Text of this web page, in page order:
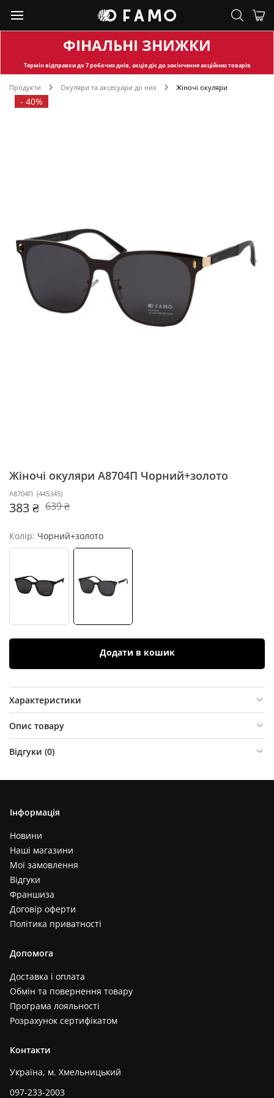
ФІНАЛЬНІ ЗНИЖКИ
Термін відправкидо 7 робочих днів, акція діє до закінчення акційних товарів
Продукти Окуляри та аксесуари до них Жіночі окуляри
- 40%
Жіночі окуляри А8704П Чорний+золото
А8704П (445345)
383 ₴ 639 ₴
Колір: Чорний+золото
Додати в кошик
Характеристики
Опис товару
Відгуки (0)
Інформація
Новини
Наші магазини
Мої замовлення
Відгуки
Франшиза
Договір оферти
Політика приватності
Допомога
Доставка і оплата
Обмін та повернення товару
Програма лояльності
Розрахунок сертифікатом
Контакти
Україна, м. Хмельницький
097-233-2003